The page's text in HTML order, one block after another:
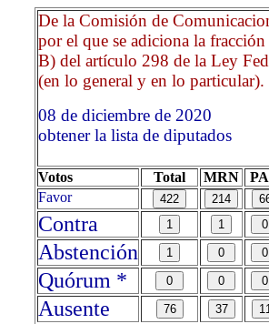
De la Comisión de
por el que se adiciona la
B) del artículo 298 de la Ley
(en lo general y en lo particular).
08 de diciembre de
obtener la lista de diputados
Votos Total MRN
Favor
Contra
Abstención
Quórum *
Ausente